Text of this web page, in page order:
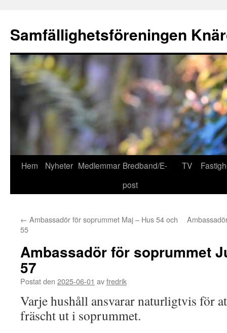
innehåll
Samfällighetsföreningen
Hem Nyheter Medlemmar Bredband/E-
post
TV
← Ambassadör för soprummet Maj – Hus 54 och
55
Ambassadör för soprummet
57
Postat den 2025-06-01 avfredrik
Varje hushåll ansvarar naturligtvis för
fräscht ut i soprummet.